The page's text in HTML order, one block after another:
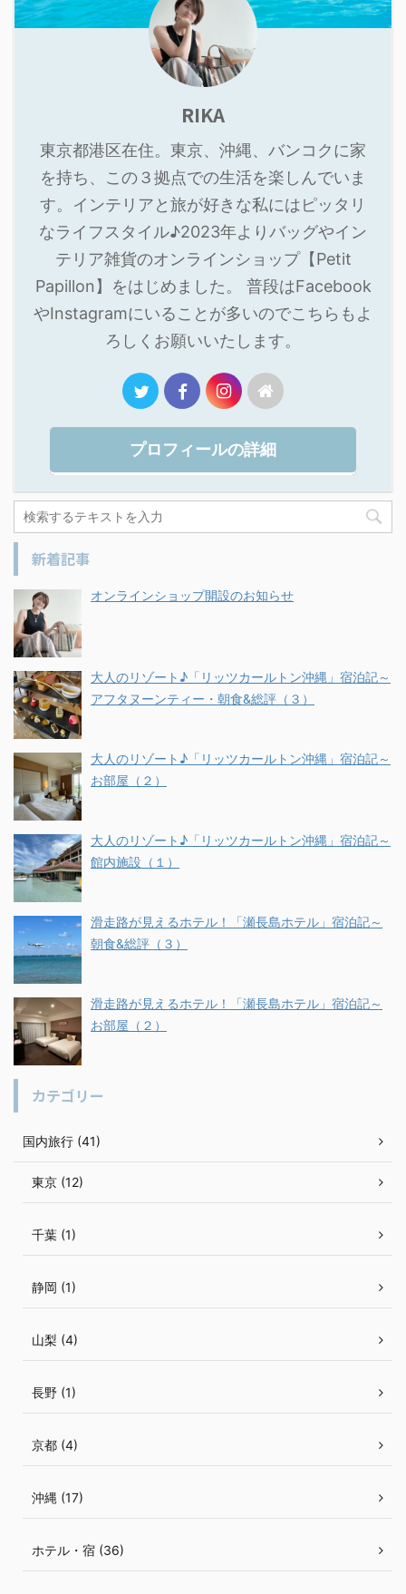
RIKA
東京都港区在住。東京、沖縄、バンコクに家
を持ち、この３拠点での生活を楽しんでいま
す。インテリアと旅が好きな私にはピッタリ
なライフスタイル♪2023年よりバッグやイン
テリア雑貨のオンラインショップ【Petit
Papillon】をはじめました。 普段はFacebook
やInstagramにいることが多いのでこちらもよ
ろしくお願いいたします。
プロフィールの詳細
新着記事
オンラインショップ開設のお知らせ
大人のリゾート♪「リッツカールトン沖縄」宿泊記～
アフタヌーンティー・朝食&総評（３）
大人のリゾート♪「リッツカールトン沖縄」宿泊記～
お部屋（２）
大人のリゾート♪「リッツカールトン沖縄」宿泊記～
館内施設（１）
滑走路が見えるホテル！「瀬長島ホテル」宿泊記～
朝食&総評（３）
滑走路が見えるホテル！「瀬長島ホテル」宿泊記～
お部屋（２）
カテゴリー
国内旅行 (41)
東京 (12)
千葉 (1)
静岡 (1)
山梨 (4)
長野 (1)
京都 (4)
沖縄 (17)
ホテル・宿 (36)